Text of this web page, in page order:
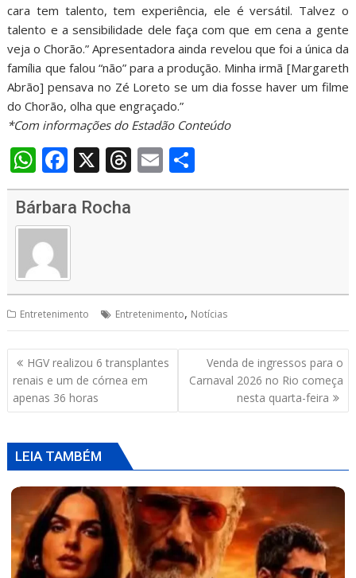
cara tem talento, tem experiência, ele é versátil. Talvez o
talento e a sensibilidade dele faça com que em cena a gente
veja o Chorão.” Apresentadora ainda revelou que foi a única da
família que falou “não” para a produção. Minha irmã [Margareth
Abrão] pensava no Zé Loreto se um dia fosse haver um filme
do Chorão, olha que engraçado.”
*Com informações do Estadão Conteúdo
W
h
at
s
A
p
p
F
ac
e
b
o
k
X T
h
s
E
m h
Bárbara Rocha
Entretenimento Entretenimento, Notícias
Navegação
de
Post
HGV realizou 6 transplantes
renais e um de córnea em
apenas 36 horas
Venda de ingressos para o
Carnaval 2026 no Rio começa
nesta quarta-feira
LEIA TAMBÉM